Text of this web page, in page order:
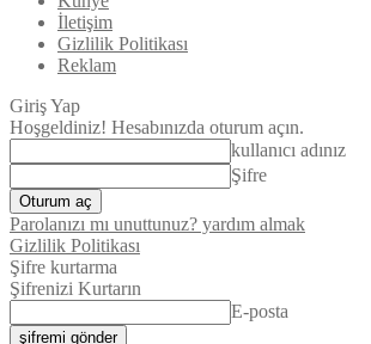
İletişim
Gizlilik Politikası
Reklam
Giriş Yap
Hoşgeldiniz! Hesabınızda oturum açın.
kullanıcı adınız
Şifre
Parolanızı mı unuttunuz? yardım almak
Gizlilik Politikası
Şifre kurtarma
Şifrenizi Kurtarın
E-posta